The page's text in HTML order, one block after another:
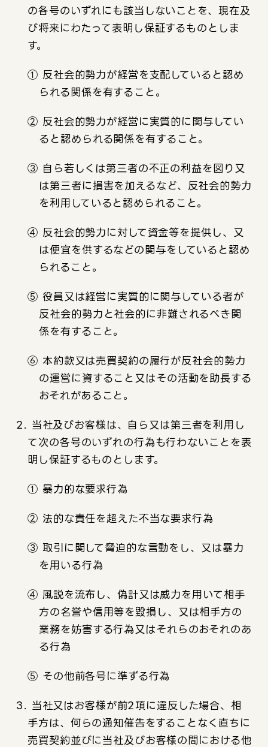
の各号のいずれにも該当しないことを、現在及
び将来にわたって表明し保証するものとしま
す。
① 反社会的勢力が経営を支配していると認め
られる関係を有すること。
② 反社会的勢力が経営に実質的に関与してい
ると認められる関係を有すること。
③ 自ら若しくは第三者の不正の利益を図り又
は第三者に損害を加えるなど、反社会的勢力
を利用していると認められること。
④ 反社会的勢力に対して資金等を提供し、又
は便宜を供するなどの関与をしていると認め
られること。
⑤ 役員又は経営に実質的に関与している者が
反社会的勢力と社会的に非難されるべき関
係を有すること。
⑥ 本約款又は売買契約の履行が反社会的勢力
の運営に資すること又はその活動を助長する
おそれがあること。
2. 当社及びお客様は、自ら又は第三者を利用し
て次の各号のいずれの行為も行わないことを表
明し保証するものとします。
① 暴力的な要求行為
② 法的な責任を超えた不当な要求行為
③ 取引に関して脅迫的な言動をし、又は暴力
を用いる行為
④ 風説を流布し、偽計又は威力を用いて相手
方の名誉や信用等を毀損し、又は相手方の
業務を妨害する行為又はそれらのおそれのあ
る行為
⑤ その他前各号に準ずる行為
3. 当社又はお客様が前2項に違反した場合、相
手方は、何らの通知催告をすることなく直ちに
売買契約並びに当社及びお客様の間における他